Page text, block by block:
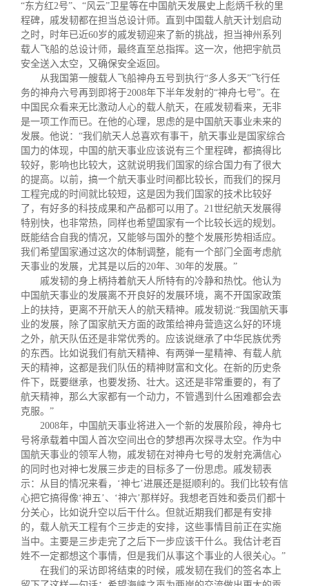
校友讲坛
校友视界
实用信息
总会章程
理事会名单
制度法规
联系我们
“东方红2号”、 “风云” 卫星等在中国航天发展史上彪炳千秋的里
程碑，戚发韧都在担当总设计师。直到中国载人航天计划启动
之时，时年已近60岁的戚发韧迎来了新的挑战，担当神州系列
载人飞船的总设计师，最终直至总指挥。这一次，他把宇航员
安全送入太空，又确保安全返回。
从我国第一艘载人飞船神舟五号到执行“多人多天”飞行任
务的神舟六号再到即将于2008年下半年发射的“神舟七号”。在
中国民众看来无比激动人心的载人航天，在戚发韧看来，无非
是一项工作而已。在他的心理，思虑的是中国航天事业未来的
发展。他说： “我们航天人总喜欢有事干，航天事业是国家综合
国力的体现，中国的航天事业应该说有三个里程碑，都搞得比
较好，影响也比较大，这就说明我们国家的综合国力有了很大
的提高。以前，搞一个航天事业时间都比较长，而我们的探月
工程完成的时间就比较短，这是因为我们国家的技术比较好
了，有好多的科技成果和产品都可以用了。 21世纪航天发展得
特别快，也非常热，同样也希望国家有一个比较长远的规划。
既能结合自我的情况，又能够与国外的整个发展形势相适应。
我们希望国家通过这次的体制调整，能有一个部门全面考虑航
天事业的发展，尤其是以后的20年、 30年的发展。 ”
戚发韧的身上柄持着航天人所特有的冷静和热忱。他认为
中国航天事业的发展离不开良好的发展环境，离不开国家政策
上的扶持，更离不开航天人的航天精神。戚发韧说:“我国航天事
业的发展，除了国家航天方面的政策给神舟营造这么好的环境
之外，航天队伍还是非常优秀的。应该说继承了中华民族优秀
的东西。比如说我们有航天精神、有两弹一星精神、有载人航
天的精神，这都是我们队伍的精神财富和文化。在新的历史条
件下，既要继承，也要发扬、壮大。这还是非常重要的，有了
航天精神，那么大家都有一个动力，不管遇到什么困难都会去
克服。 ”
2008年，中国航天事业将进入一个新的发展阶段，神舟七
号将承载着中国人首次空间出仓的梦想再次探寻太空。作为中
国航天事业的领军人物，戚发韧在对神舟七号的发射充满信心
的同时也对神七发展三步走的目标多了一份思虑。戚发韧表
示：从目的情况来看， ‘神七’进展还是挺顺利的。我们比较有信
心把它搞得像‘神五’、 ‘神六’那样好。我想老百姓和委员们都十
分关心，比如说升空以后干什么。但就近期我们都是有安排
的，载人航天工程有个三步走的安排，这些事情目前正在实施
当中。主要是三步走完了之后下一步应该干什么。我估计老百
姓不一定都想这个事情，但是我们从事这个事业的人很关心。”
在我们的采访即将结束的时候，戚发韧在我们的签名本上